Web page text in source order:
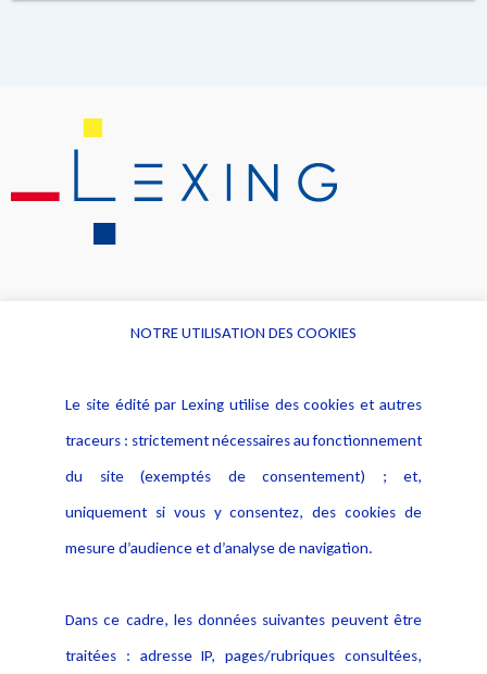
Alerte professionnelle
Déclaration d'accessibilité
Notice Légale
Politique de protection des
données
Publications
NOTRE UTILISATION DES COOKIES
Le site édité par Lexing utilise des cookies et autres
traceurs : strictement nécessaires au fonctionnement
du site (exemptés de consentement) ; et,
uniquement si vous y consentez, des cookies de
mesure d’audience et d’analyse de navigation.
Dans ce cadre, les données suivantes peuvent être
traitées : adresse IP, pages/rubriques consultées,